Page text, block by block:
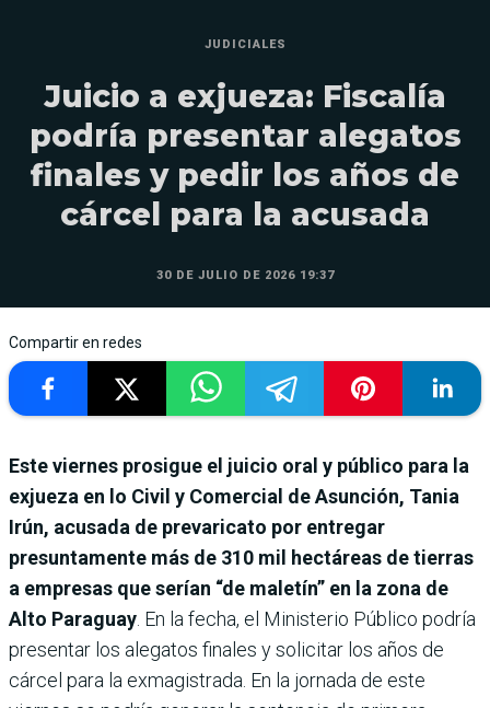
JUDICIALES
Juicio a exjueza: Fiscalía
podría presentar alegatos
finales y pedir los años de
cárcel para la acusada
30 DE JULIO DE 2026 19:37
Compartir en redes
Este viernes prosigue el juicio oral y público para la
exjueza en lo Civil y Comercial de Asunción, Tania
Irún, acusada de prevaricato por entregar
presuntamente más de 310 mil hectáreas de tierras
a empresas que serían “de maletín” en la zona de
Alto Paraguay . En la fecha, el Ministerio Público podría
presentar los alegatos finales y solicitar los años de
cárcel para la exmagistrada. En la jornada de este